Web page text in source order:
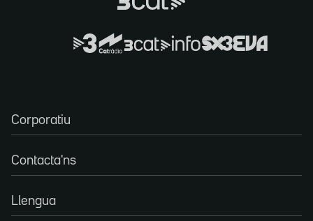
Corporatiu
Contacta'ns
Llengua